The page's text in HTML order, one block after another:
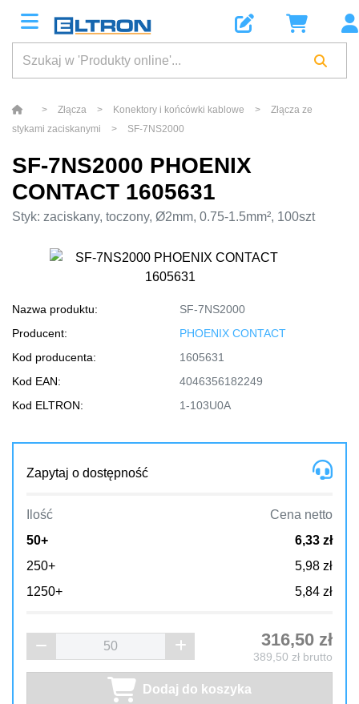
> Złącza > Konektory i końcówki kablowe >
Złącza ze
stykami zaciskanymi
> SF-7NS2000
SF-7NS2000 PHOENIX
CONTACT 1605631
Styk: zaciskany, toczony, Ø2mm, 0.75-1.5mm², 100szt
Nazwa produktu:
SF-7NS2000
Producent:
PHOENIX CONTACT
Kod producenta:
1605631
Kod EAN:
4046356182249
Kod ELTRON:
1-103U0A
Zapytaj o dostępność
Ilość
Cena netto
50+
6,33 zł
250+
5,98 zł
1250+
5,84 zł
316,50zł
389,50 zł brutto
Dodaj do koszyka